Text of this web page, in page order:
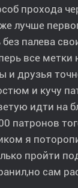
прохода
лучше
палева
все метки
и друзья
и кучу
идти на
патронов
я
пройти
сам